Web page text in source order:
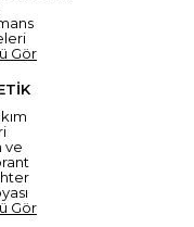
Gör
ve
Gör